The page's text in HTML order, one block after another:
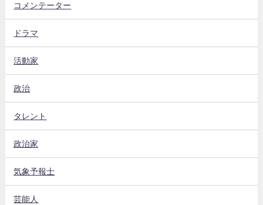
コメンテーター
ドラマ
活動家
政治
タレント
政治家
気象予報士
芸能人